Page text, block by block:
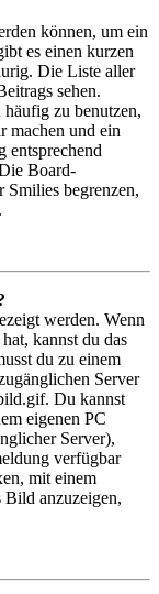
können, um ein
es einen kurzen
Die Liste aller
sehen.
zu benutzen,
machen und ein
entsprechend
Board-
begrenzen,
werden. Wenn
kannst du das
du zu einem
Server
Du kannst
eigenen PC
Server),
verfügbar
mit einem
Bild anzuzeigen,